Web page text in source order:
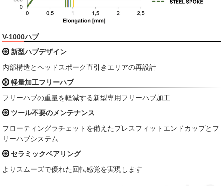
V-1000ハブ
新型ハブデザイン
内部構造とヘッドスポーク直引きエリアの再設計
軽量加工フリーハブ
フリーハブの重量を軽減する新型専用フリーハブ加工
ツール不要のメンテナンス
フローティングラチェットを備えたプレスフィットエンドカップとフ
リーハブシステム
セラミックベアリング
よりスムーズで優れた回転感覚を実現します